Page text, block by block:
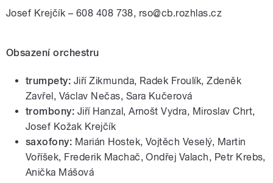
Josef Krejčík – 608 408 738, rso@cb.rozhlas.cz
Obsazení orchestru
trumpety: Jiří Zikmunda, Radek Froulík, Zdeněk
Zavřel, Václav Nečas, Sara Kučerová
trombony: Jiří Hanzal, Arnošt Vydra, Miroslav Chrt,
Josef Kožak Krejčík
saxofony: Marián Hostek, Vojtěch Veselý, Martin
Voříšek, Frederik Machač, Ondřej Valach, Petr Krebs,
Anička Mášová